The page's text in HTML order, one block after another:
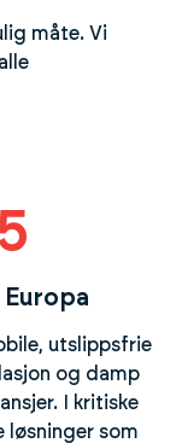
måte. Vi
utslippsfrie
og damp
I kritiske
løsninger som